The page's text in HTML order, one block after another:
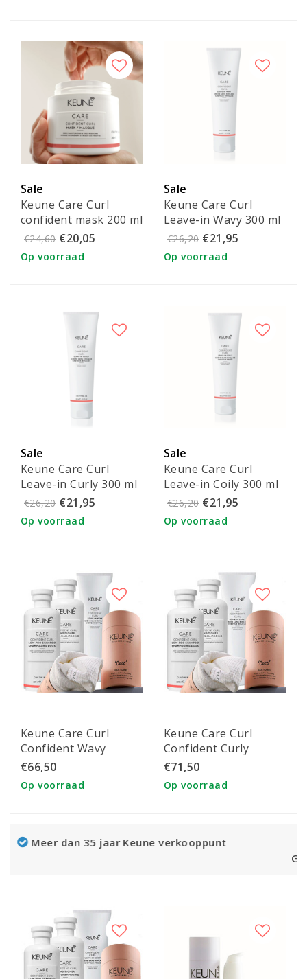
Sale
Keune Care Curl
confident mask 200 ml
€24,60 €20,05
Op voorraad
Sale
Keune Care Curl
Leave-in Wavy 300 ml
€26,20 €21,95
Op voorraad
Sale
Keune Care Curl
Leave-in Curly 300 ml
€26,20 €21,95
Op voorraad
Sale
Keune Care Curl
Leave-in Coily 300 ml
€26,20 €21,95
Op voorraad
Keune Care Curl
Confident Wavy
combi-pack &
hairtowel
€66,50
Op voorraad
Keune Care Curl
Confident Curly
combi-pack &
hairtowel
€71,50
Op voorraad
verkooppunt
Gratis verzending vanaf